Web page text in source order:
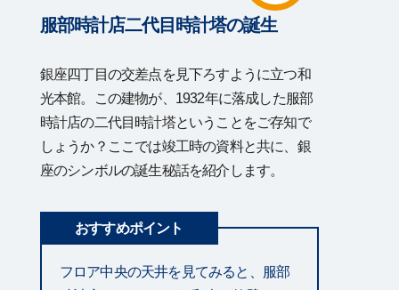
服部時計店二代目時計塔の誕生
銀座四丁目の交差点を見下ろすように立つ和
光本館。この建物が、1932年に落成した服部
時計店の二代目時計塔ということをご存知で
しょうか？ここでは竣工時の資料と共に、銀
座のシンボルの誕生秘話を紹介します。
おすすめポイント
フロア中央の天井を見てみると、服部